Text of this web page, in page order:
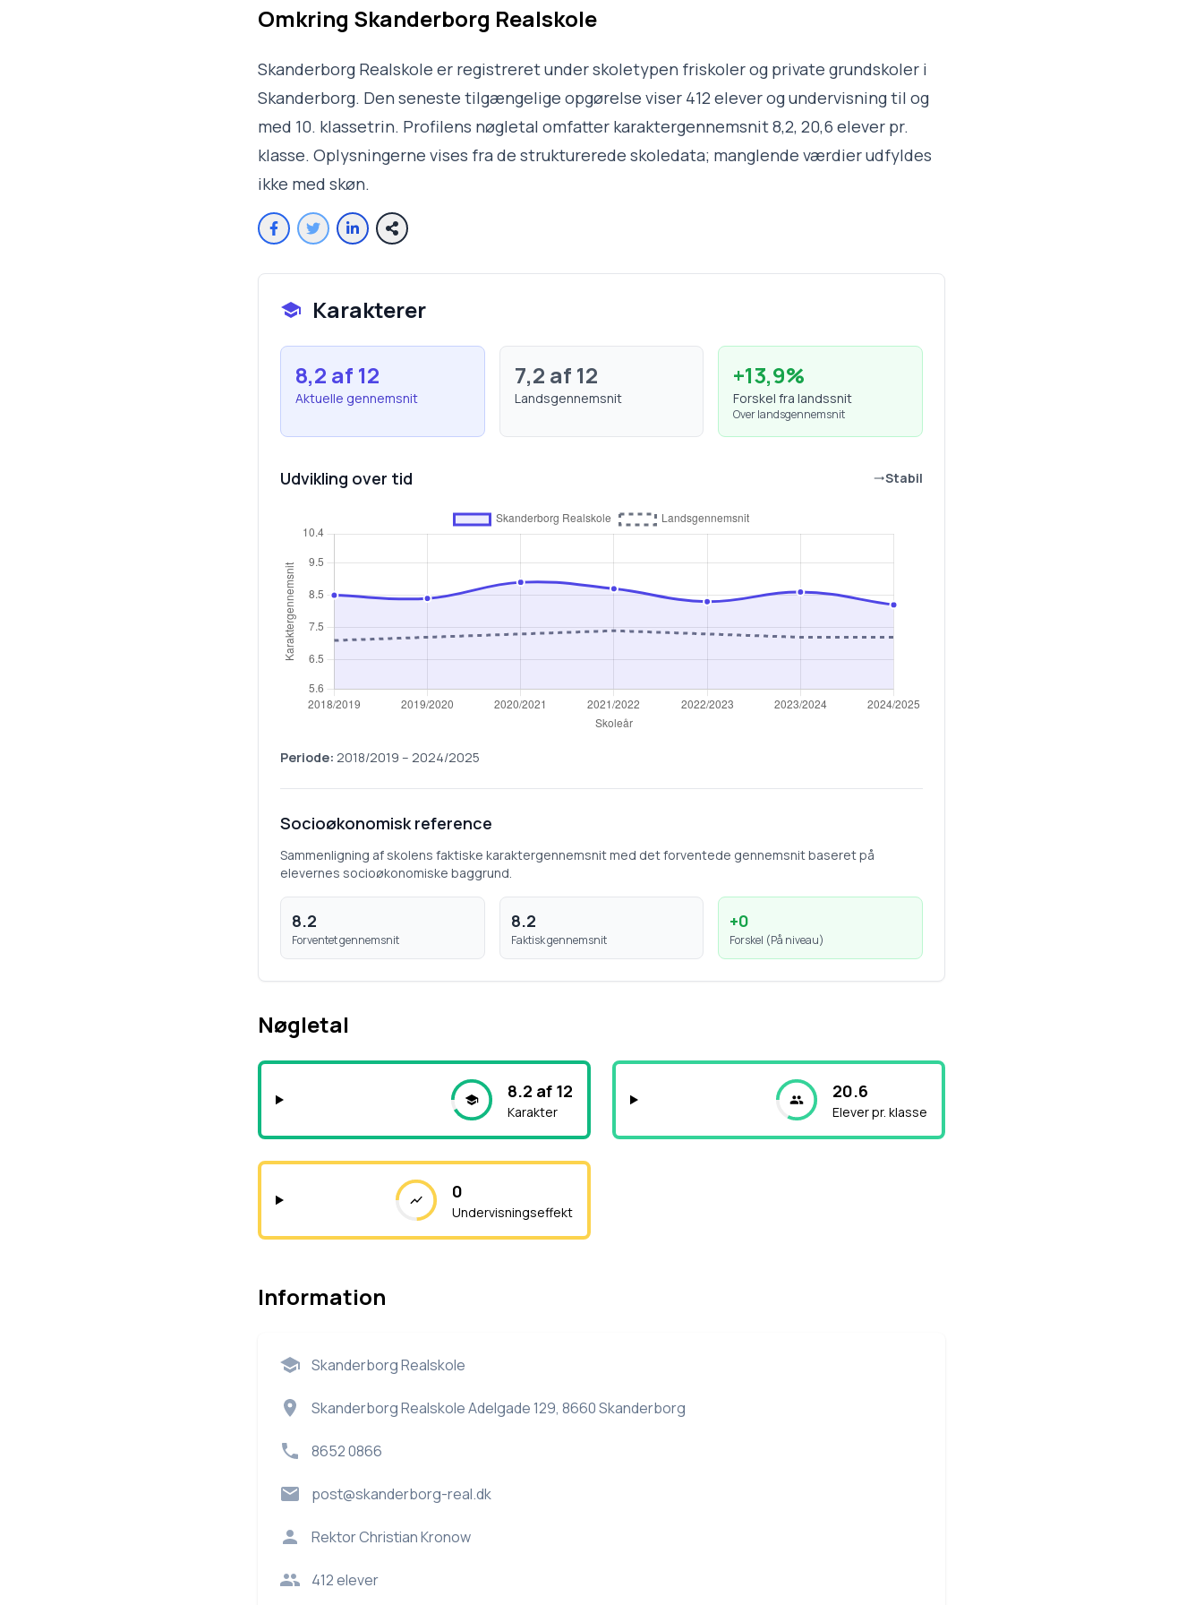
Omkring Skanderborg Realskole
Skanderborg Realskole er registreret under skoletypen friskoler og private grundskoler i
Skanderborg. Den seneste tilgængelige opgørelse viser 412 elever og undervisning til og
med 10. klassetrin. Profilens nøgletal omfatter karaktergennemsnit 8,2, 20,6 elever pr.
klasse. Oplysningerne vises fra de strukturerede skoledata; manglende værdier udfyldes
ikke med skøn.
Karakterer
8,2 af 12
Aktuelle gennemsnit
7,2 af 12
Landsgennemsnit
+13,9%
Forskel fra landssnit
Over landsgennemsnit
Udvikling over tid Stabil
Periode: 2018/2019 – 2024/2025
Socioøkonomisk reference
Sammenligning af skolens faktiske karaktergennemsnit med det forventede gennemsnit baseret på
elevernes socioøkonomiske baggrund.
8.2
Forventet gennemsnit
8.2
Faktisk gennemsnit
+0
Forskel (På niveau)
Nøgletal
8.2 af 12
Karakter
20.6
Elever pr. klasse
0
Undervisningseffekt
Information
Skanderborg Realskole
Skanderborg Realskole Adelgade 129, 8660 Skanderborg
8652 0866
post@skanderborg-real.dk
RektorChristian Kronow
412elever